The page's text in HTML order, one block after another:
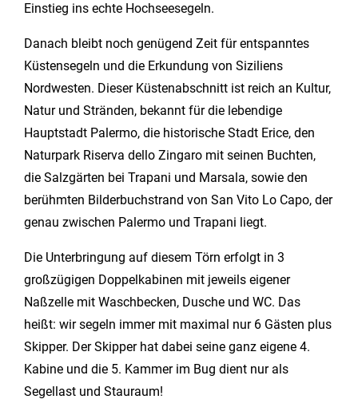
Einstieg ins echte Hochseesegeln.
Danach bleibt noch genügend Zeit für entspanntes
Küstensegeln und die Erkundung von Siziliens
Nordwesten. Dieser Küstenabschnitt ist reich an Kultur,
Natur und Stränden, bekannt für die lebendige
Hauptstadt Palermo, die historische Stadt Erice, den
Naturpark Riserva dello Zingaro mit seinen Buchten,
die Salzgärten bei Trapani und Marsala, sowie den
berühmten Bilderbuchstrand von San Vito Lo Capo, der
genau zwischen Palermo und Trapani liegt.
Die Unterbringung auf diesem Törn erfolgt in 3
großzügigen Doppelkabinen mit jeweils eigener
Naßzelle mit Waschbecken, Dusche und WC. Das
heißt: wir segeln immer mit maximal nur 6 Gästen plus
Skipper. Der Skipper hat dabei seine ganz eigene 4.
Kabine und die 5. Kammer im Bug dient nur als
Segellast und Stauraum!